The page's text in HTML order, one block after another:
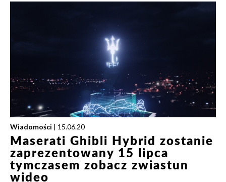
Wiadomości | 15.06.20
Maserati Ghibli Hybrid zostanie
zaprezentowany 15 lipca
tymczasem zobacz zwiastun
wideo